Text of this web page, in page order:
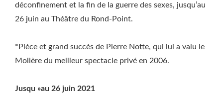
déconfinement et la fin de la guerre des sexes, jusqu’au
26 juin au Théâtre du Rond-Point.
*Pièce et grand succès de Pierre Notte, qui lui a valu le
Molière du meilleur spectacle privé en 2006.
Jusqu »au 26 juin 2021